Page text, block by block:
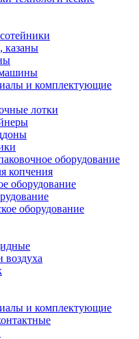
казаны
и комплектующие
лотки
оборудование
копчения
оборудование
оборудование
воздуха
и комплектующие